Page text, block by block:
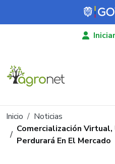
Pasar al contenido principal
Ruta de navegación
Inicio
Noticias
Comercialización Virtual,
Perdurará En El Mercado